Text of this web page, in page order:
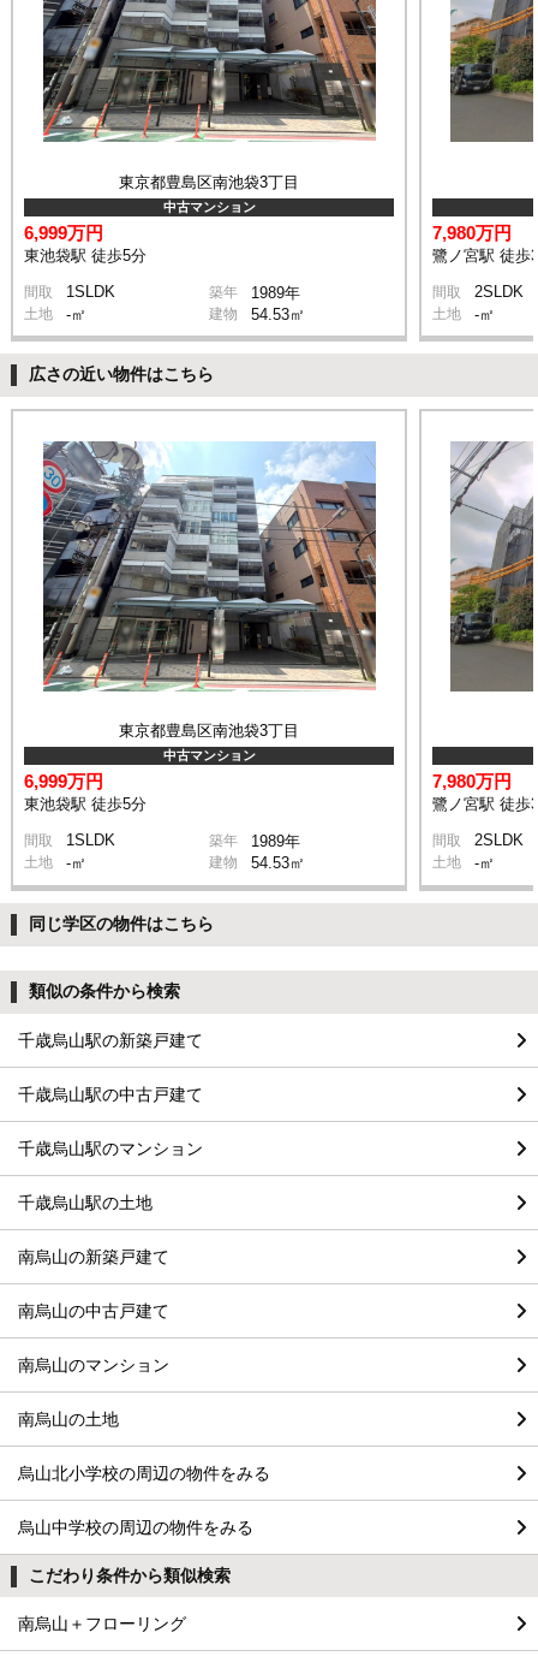
東京都豊島区南池袋3丁目
中古マンション
6,999万円
東池袋駅 徒歩5分
間取 1SLDK 築年 1989年
土地 -㎡ 建物 54.53㎡
7,980万円
鷺ノ宮駅 徒歩
間取 2SLDK
土地 -㎡
広さの近い物件はこちら
東京都豊島区南池袋3丁目
中古マンション
6,999万円
東池袋駅 徒歩5分
間取 1SLDK 築年 1989年
土地 -㎡ 建物 54.53㎡
7,980万円
鷺ノ宮駅 徒歩
間取 2SLDK
土地 -㎡
同じ学区の物件はこちら
類似の条件から検索
千歳烏山駅の新築戸建て
千歳烏山駅の中古戸建て
千歳烏山駅のマンション
千歳烏山駅の土地
南烏山の新築戸建て
南烏山の中古戸建て
南烏山のマンション
南烏山の土地
烏山北小学校の周辺の物件をみる
烏山中学校の周辺の物件をみる
こだわり条件から類似検索
南烏山＋フローリング